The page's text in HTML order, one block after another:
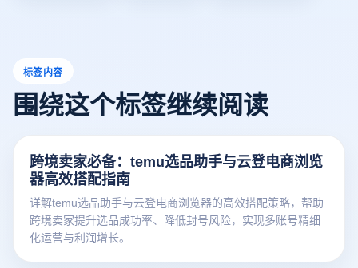
标签内容
围绕这个标签继续阅读
跨境卖家必备：temu选品助手与云登电商浏览
器高效搭配指南
详解temu选品助手与云登电商浏览器的高效搭配策略，帮助
跨境卖家提升选品成功率、降低封号风险，实现多账号精细
化运营与利润增长。